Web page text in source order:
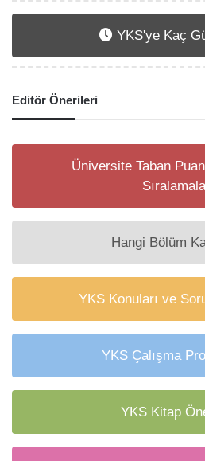
YKS'ye Kaç
Editör Önerileri
Üniversite Taban
Hangi Bölüm
YKS Konuları ve
YKS Çalışma
YKS Kitap